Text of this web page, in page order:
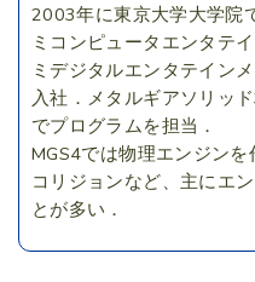
2003年に東京大学大学院
ミコンピュータエンタテ
ミデジタルエンタテイン
入社．メタルギアソリッ
でプログラムを担当．
MGS4では物理エンジンを
コリジョンなど、主にエ
とが多い．